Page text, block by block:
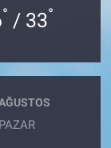
° / 33°
PAZAR